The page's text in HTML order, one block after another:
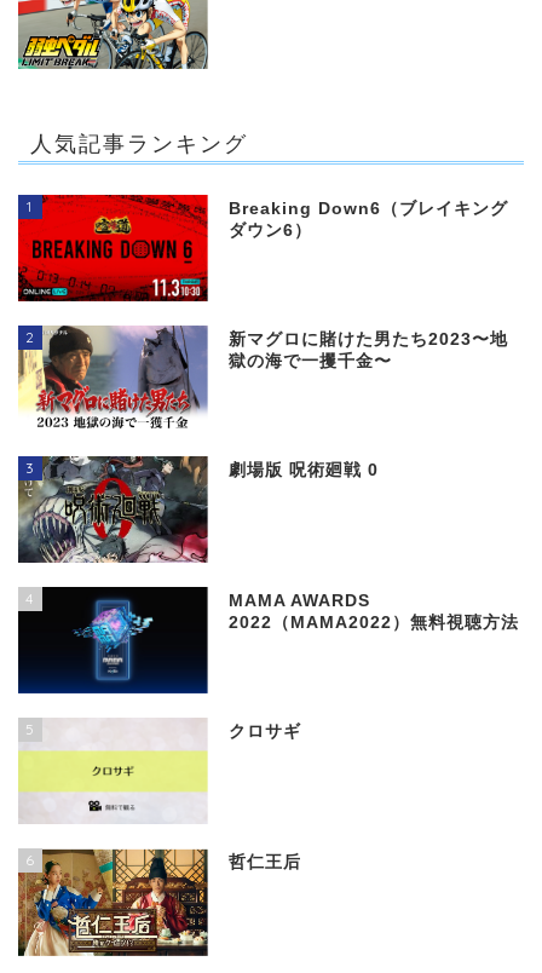
人気記事ランキング
1
Breaking Down6（ブレイキング
ダウン6）
2
新マグロに賭けた男たち2023〜地
獄の海で一攫千金〜
3 劇場版 呪術廻戦 0
4
MAMA AWARDS
2022（MAMA2022）無料視聴方法
5 クロサギ
6 哲仁王后